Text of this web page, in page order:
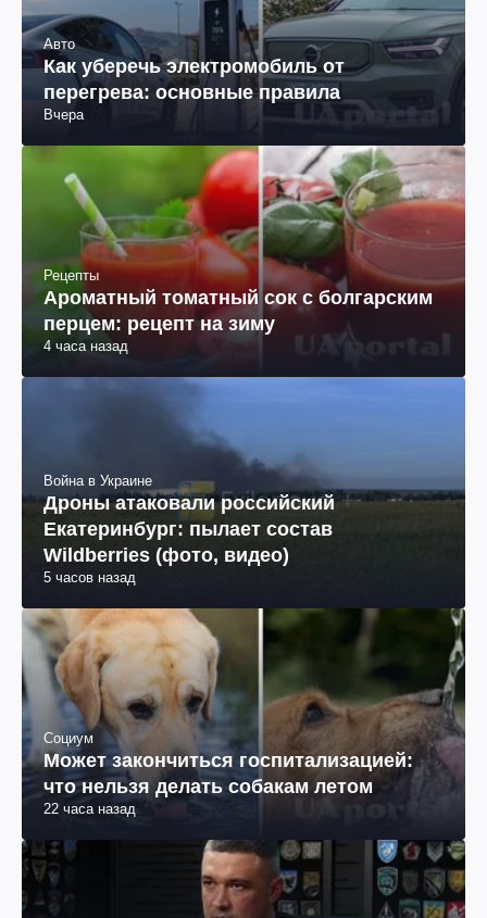
Авто
Как уберечь электромобиль от
перегрева: основные правила
Вчера
Рецепты
Ароматный томатный сок с болгарским
перцем: рецепт на зиму
4 часа назад
Война в Украине
Дроны атаковали российский
Екатеринбург: пылает состав
Wildberries (фото, видео)
5 часов назад
Социум
Может закончиться госпитализацией:
что нельзя делать собакам летом
22 часа назад